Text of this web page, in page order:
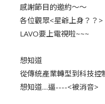
感謝節目的邀約～～​
各位觀眾<星爺上身？？>​
LAVO要上電視啦~~~​
想知道​
從傳統產業轉型到科技控
想知道....逼----<被消音>​